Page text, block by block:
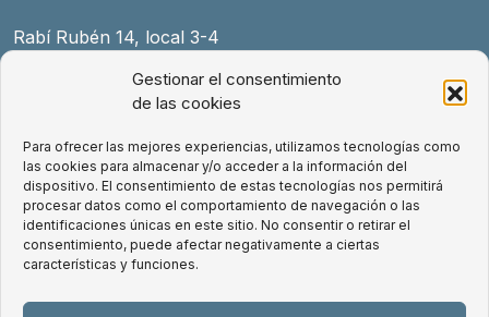
Gestionar el consentimiento
de las cookies
Para ofrecer las mejores experiencias, utilizamos tecnologías como
las cookies para almacenar y/o acceder a la información del
dispositivo. El consentimiento de estas tecnologías nos permitirá
procesar datos como el comportamiento de navegación o las
identificaciones únicas en este sitio. No consentir o retirar el
consentimiento, puede afectar negativamente a ciertas
características y funciones.
Rabí Rubén 14, local 3-4
+34 931 154 589
law@exnovo.law
Aviso Legal
Política de Cookies
Política de privacidad
Condiciones de uso de la web